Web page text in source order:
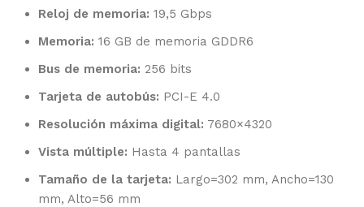
Reloj de memoria: 19,5 Gbps
Memoria: 16 GB de memoria GDDR6
Bus de memoria: 256 bits
Tarjeta de autobús: PCI-E 4.0
Resolución máxima digital: 7680×4320
Vista múltiple: Hasta 4 pantallas
Tamaño de la tarjeta: Largo=302 mm, Ancho=130
mm, Alto=56 mm